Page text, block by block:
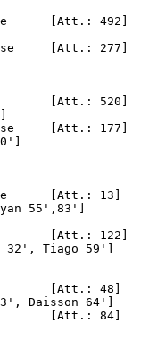
55',83']
32', Tiago 59']
Daisson 64']